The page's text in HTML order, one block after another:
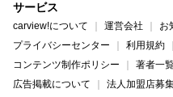
サービス
carview!について 運営会社 お
プライバシーセンター
利用規約
コンテンツ制作ポリシー
著者一
広告掲載について
法人加盟店募